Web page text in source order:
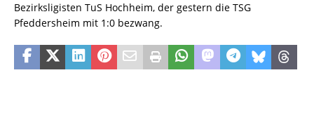
Bezirksligisten TuS Hochheim, der gestern die TSG
Pfeddersheim mit 1:0 bezwang.